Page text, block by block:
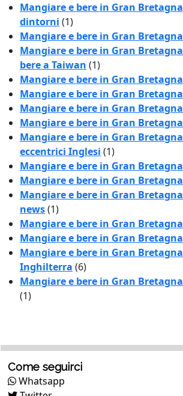
Mangiare e bere in Gran Bretagna
dintorni (1)
Mangiare e bere in Gran Bretagna
Mangiare e bere in Gran Bretagna
bere a Taiwan (1)
Mangiare e bere in Gran Bretagna
Mangiare e bere in Gran Bretagna
Mangiare e bere in Gran Bretagna
Mangiare e bere in Gran Bretagna
Mangiare e bere in Gran Bretagna
eccentrici Inglesi (1)
Mangiare e bere in Gran Bretagna
Mangiare e bere in Gran Bretagna
Mangiare e bere in Gran Bretagna
news(1)
Mangiare e bere in Gran Bretagna
Mangiare e bere in Gran Bretagna
Mangiare e bere in Gran Bretagna
Inghilterra (6)
Mangiare e bere in Gran Bretagna
(1)
Come seguirci
Whatsapp